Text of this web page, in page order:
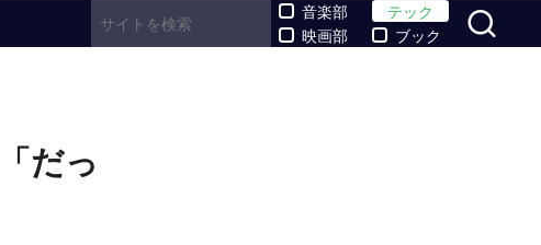
音楽部
映画部
テック
ブック
だっ